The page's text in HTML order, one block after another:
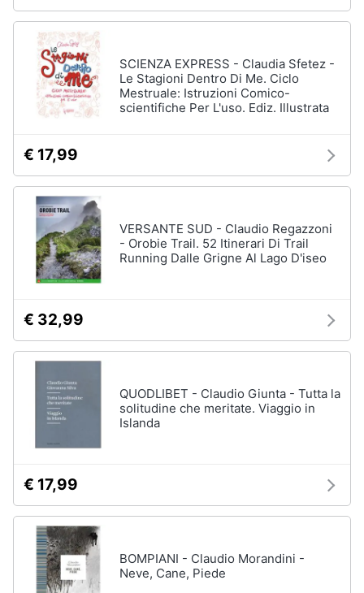
SCIENZA EXPRESS - Claudia Sfetez -
Le Stagioni Dentro Di Me. Ciclo
Mestruale: Istruzioni Comico-
scientifiche Per L'uso. Ediz. Illustrata
€ 17,99
VERSANTE SUD - Claudio Regazzoni
- Orobie Trail. 52 Itinerari Di Trail
Running Dalle Grigne Al Lago D'iseo
€ 32,99
QUODLIBET - Claudio Giunta - Tutta la
solitudine che meritate. Viaggio in
Islanda
€ 17,99
BOMPIANI - Claudio Morandini -
Neve, Cane, Piede